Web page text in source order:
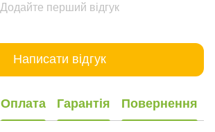
Додайте перший відгук
Написати відгук
Оплата Гарантія Повернення